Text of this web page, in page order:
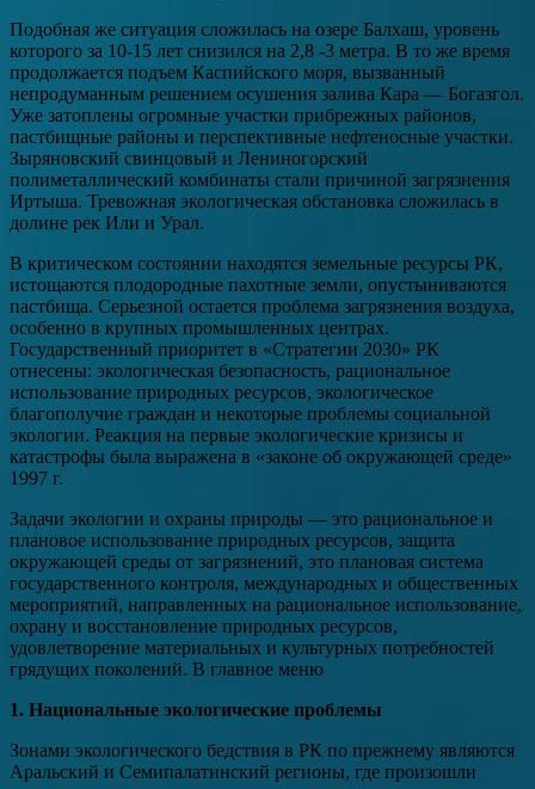
Подобная же ситуация сложилась на озере Балхаш, уровень
которого за 10-15 лет снизился на 2,8 -3 метра. В то же время
продолжается подъем Каспийского моря, вызванный
непродуманным решением осушения залива Кара — Богазгол.
Уже затоплены огромные участки прибрежных районов,
пастбищные районы и перспективные нефтеносные участки.
Зыряновский свинцовый и Лениногорский
полиметаллический комбинаты стали причиной загрязнения
Иртыша. Тревожная экологическая обстановка сложилась в
долине рек Или и Урал.
В критическом состоянии находятся земельные ресурсы РК,
истощаются плодородные пахотные земли, опустыниваются
пастбища. Серьезной остается проблема загрязнения воздуха,
особенно в крупных промышленных центрах.
Государственный приоритет в «Стратегии 2030» РК
отнесены: экологическая безопасность, рациональное
использование природных ресурсов, экологическое
благополучие граждан и некоторые проблемы социальной
экологии. Реакция на первые экологические кризисы и
катастрофы была выражена в «законе об окружающей среде»
1997 г.
Задачи экологии и охраны природы — это рациональное и
плановое использование природных ресурсов, защита
окружающей среды от загрязнений, это плановая система
государственного контроля, международных и общественных
мероприятий, направленных на рациональное использование,
охрану и восстановление природных ресурсов,
удовлетворение материальных и культурных потребностей
грядущих поколений. В главное меню
1. Национальные экологические проблемы
Зонами экологического бедствия в РК по прежнему являются
Аральский и Семипалатинский регионы, где произошли